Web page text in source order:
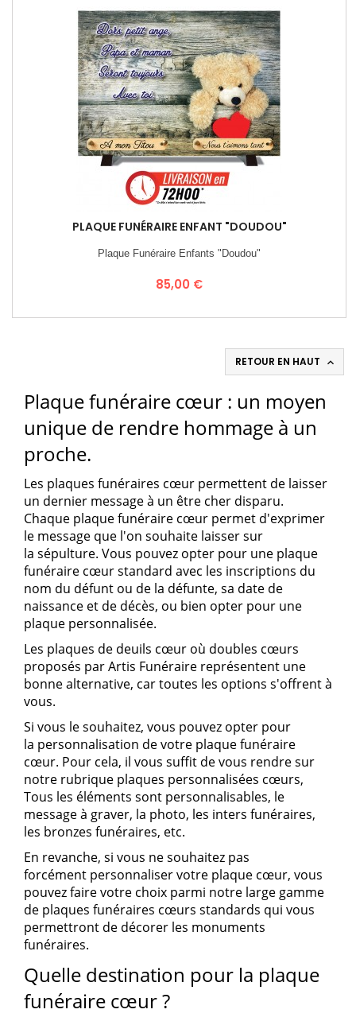
PLAQUE FUNÉRAIRE ENFANT "DOUDOU"
Plaque Funéraire Enfants "Doudou"
Prix
85,00 €
RETOUR EN HAUT 
Plaque funéraire cœur : un moyen
unique de rendre hommage à un
proche.
Les plaques funéraires cœur permettent de laisser
un dernier message à un être cher disparu.
Chaque plaque funéraire cœur permet d'exprimer
le message que l'on souhaite laisser sur
la sépulture. Vous pouvez opter pour une plaque
funéraire cœurstandard avec les inscriptions du
nom du défunt ou de la défunte, sa date de
naissance et de décès, ou bien opter pour une
plaque personnalisée.
Les plaques de deuils cœur où doubles cœurs
proposés parArtis Funéraire représentent une
bonne alternative, car toutes les options s'offrent à
vous.
Si vous le souhaitez, vous pouvez opter pour
la personnalisation de votre plaque funéraire
cœur. Pour cela, il vous suffit de vous rendre sur
notre rubrique plaques personnalisées cœurs,
Tous les éléments sont personnalisables, le
message à graver, la photo, les inters funéraires,
les bronzes funéraires, etc.
En revanche, si vous ne souhaitez pas
forcément personnaliser votre plaque cœur, vous
pouvez faire votre choix parmi notre large gamme
de plaques funéraires cœurs standards qui vous
permettront de décorer les monuments
funéraires.
Quelle destination pour la plaque
funéraire cœur ?